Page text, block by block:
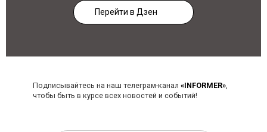
Перейти в Дзен
Подписывайтесь на наш телеграм-канал «INFORMER»,
чтобы быть в курсе всех новостей и событий!